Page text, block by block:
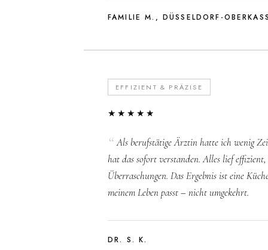
FAMILIE M., DÜSSELDORF-
EFFIZIENT & PRÄZISE
★★★★★
Als berufstätige Ärztin hatte ich wenig
hat das sofort verstanden. Alles lief
Überraschungen. Das Ergebnis ist eine
meinem Leben passt – nicht umgekehrt.
DR. S. K.